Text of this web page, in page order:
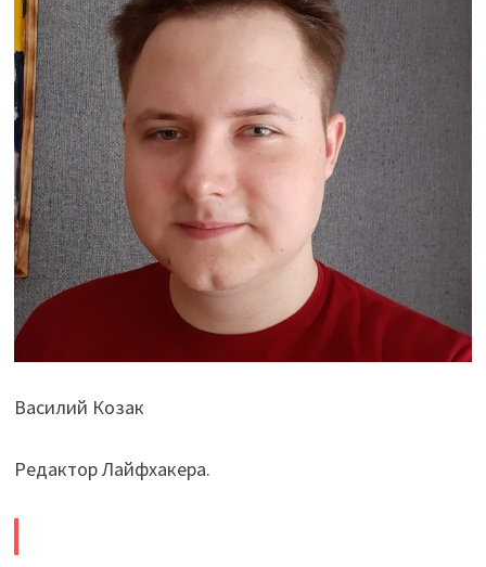
Василий Козак
Редактор Лайфхакера.